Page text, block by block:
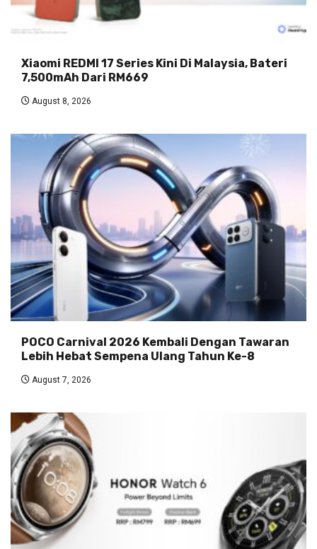
Xiaomi REDMI 17 Series Kini Di Malaysia, Bateri
7,500mAh Dari RM669
August 8, 2026
POCO Carnival 2026 Kembali Dengan Tawaran
Lebih Hebat Sempena Ulang Tahun Ke-8
August 7, 2026